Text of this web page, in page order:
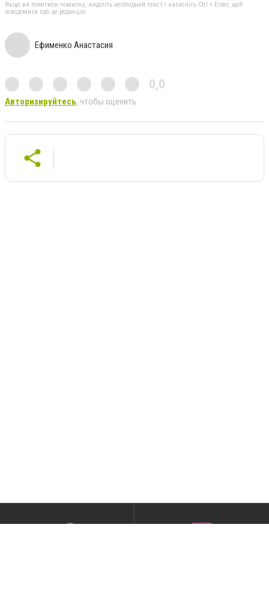
Якщо ви помітили помилку, виділіть необхідний текст і натисніть Ctrl + Enter, щоб
повідомити про це редакцію
Ефименко Анастасия
0,0
Авторизируйтесь, чтобы оценить